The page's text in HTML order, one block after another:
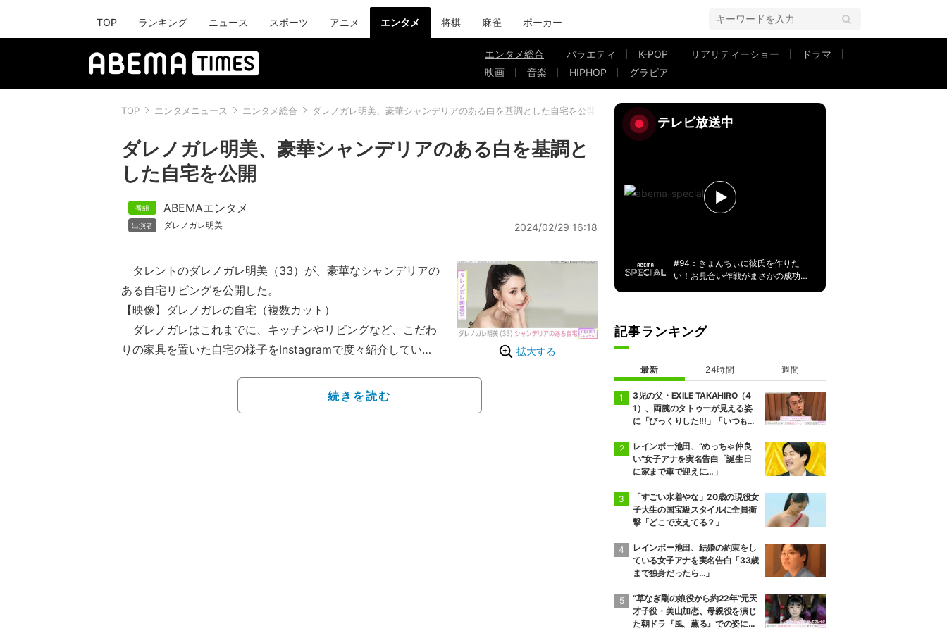
TOP ランキング ニュース スポーツ アニメ エンタメ 将棋 麻雀 ポーカー
エンタメ総合 バラエティ K-POP リアリティーショー
ドラマ
映画
音楽 HIPHOP グラビア
TOP エンタメニュース エンタメ総合 ダレノガレ明美、豪華シャンデリアのある白を基調とした自宅を公開
ダレノガレ明美、豪華シャンデリアのある白を基調と
した自宅を公開
ABEMAエンタメ
ダレノガレ明美 2024/02/29 16:18
拡大する
タレントのダレノガレ明美（33）が、豪華なシャンデリアの
ある自宅リビングを公開した。
【映像】ダレノガレの自宅（複数カット）
ダレノガレはこれまでに、キッチンやリビングなど、こだわ
りの家具を置いた自宅の様子をInstagramで度々紹介してい
20日にはInstagramのストーリーズで、「ジムから帰って、
すぐ玄関の床磨きしていたらマネージャーちゃんに笑われまし
続きを読む
テレビ放送中
#94：きょんちぃに彼氏を作りた
い！お見合い作戦がまさかの成功
記事ランキング
最新 24時間 週間
3児の父・EXILE TAKAHIRO（4
1）、両腕のタトゥーが見える姿
に「びっくりした!!!」「いつもと
の反響
レインボー池田、“めっちゃ仲良
い”女子アナを実名告白「誕生日
に家まで車で迎えに…」
「すごい水着やな」20歳の現役女
子大生の国宝級スタイルに全員衝
撃「どこで支えてる？」
レインボー池田、結婚の約束をし
ている女子アナを実名告白「33歳
まで独身だったら…」
“草なぎ剛の娘役から約22年”元天
才子役・美山加恋、母親役を演じ
た朝ドラ『風、薫る』での姿に驚